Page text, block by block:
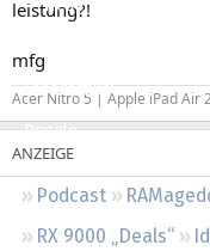
Neue Beiträge
Leserartikel
Regeln
Podcast
RX 9000 „Deals“
leistung?!
mfg
Acer Nitro 5 | Apple iPad Air